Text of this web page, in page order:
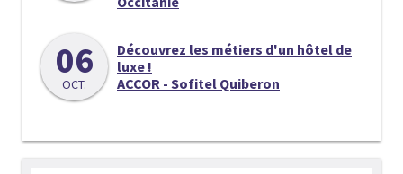
06
OCT.
Découvrez les métiers d'un hôtel de
luxe !
ACCOR - Sofitel Quiberon